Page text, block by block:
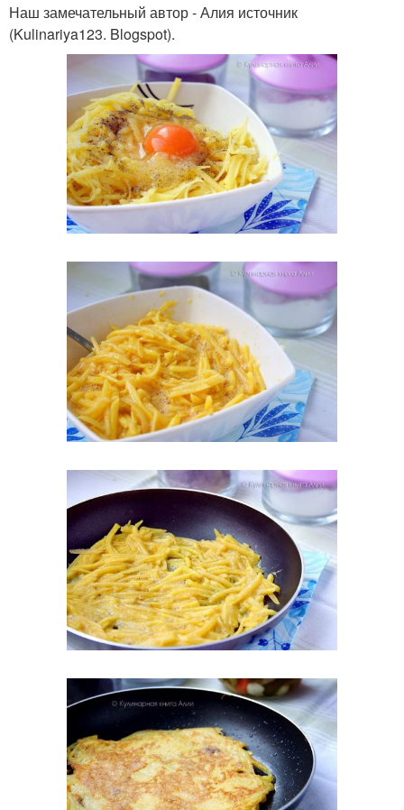
Наш замечательный автор - Алия источник
(Kulinariya123. Blogspot).